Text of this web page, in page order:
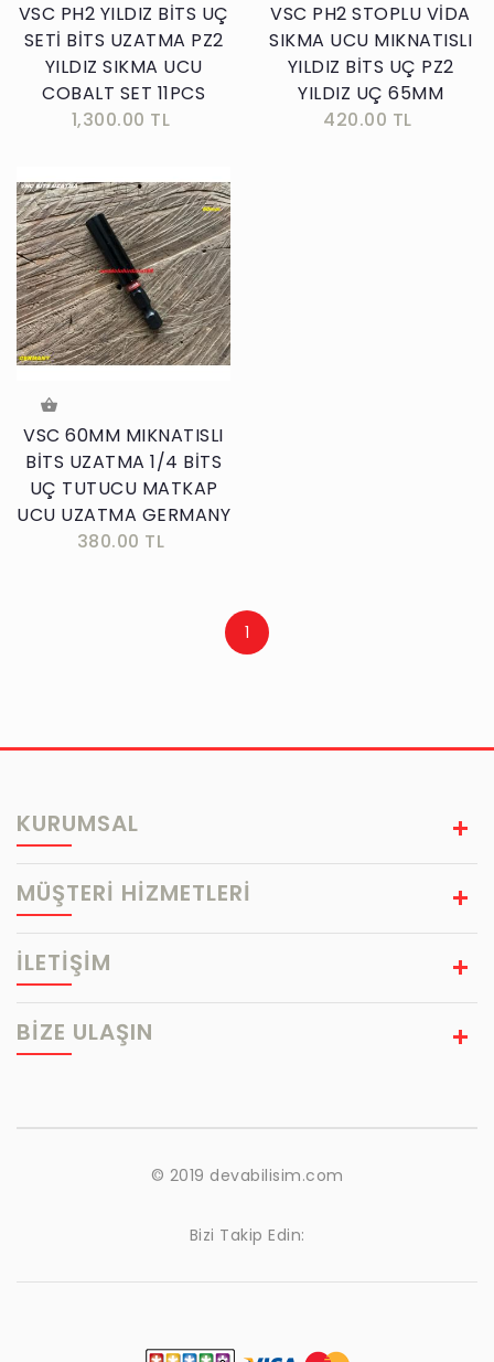
VSC PH2 YILDIZ BİTS UÇ
SETİ BİTS UZATMA PZ2
YILDIZ SIKMA UCU
COBALT SET 11PCS
1,300.00 TL
VSC PH2 STOPLU VİDA
SIKMA UCU MIKNATISLI
YILDIZ BİTS UÇ PZ2
YILDIZ UÇ 65MM
420.00 TL
VSC 60MM MIKNATISLI
BİTS UZATMA 1/4 BİTS
UÇ TUTUCU MATKAP
UCU UZATMA GERMANY
380.00 TL
1
KURUMSAL
MÜŞTERİ HİZMETLERİ
İLETİŞİM
BIZE ULAŞIN
© 2019 devabilisim.com
Bizi Takip Edin: